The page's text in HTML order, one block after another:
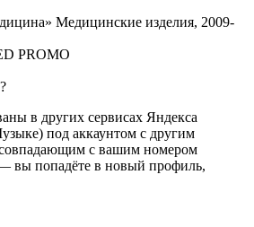
Медицинские изделия, 2009-
PROMO
в других сервисах Яндекса
под аккаунтом с другим
с вашим номером
вы попадёте в новый профиль,